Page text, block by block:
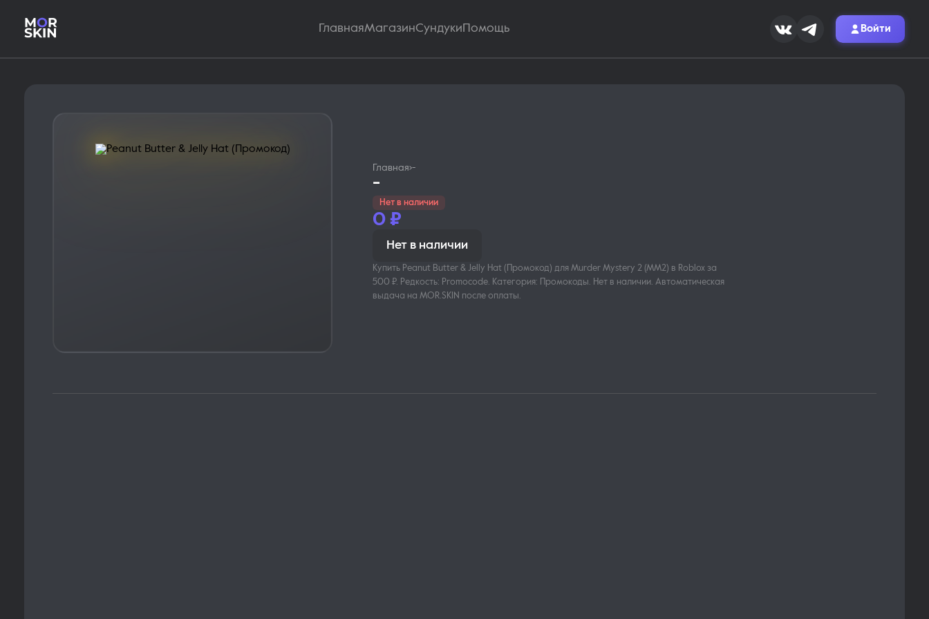
ГлавнаяМагазинСундуки Помощь Войти
Главная›-
-
Нет в наличии
0 ₽
Нет в наличии
Купить Peanut Butter & Jelly Hat (Промокод) для Murder Mystery 2 (MM2) в Roblox за
500 ₽. Редкость: Promocode. Категория: Промокоды. Нет в наличии. Автоматическая
выдача на MOR.SKIN после оплаты.